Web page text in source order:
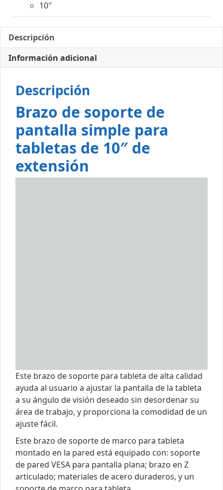
10″
Descripción
Información adicional
Descripción
Brazo de soporte de
pantalla simple para
tabletas de 10″ de
extensión
Este brazo de soporte para tableta de alta calidad
ayuda al usuario a ajustar la pantalla de la tableta
a su ángulo de visión deseado sin desordenar su
área de trabajo, y proporciona la comodidad de un
ajuste fácil.
Este brazo de soporte de marco para tableta
montado en la pared está equipado con: soporte
de pared VESA para pantalla plana; brazo en Z
articulado; materiales de acero duraderos, y un